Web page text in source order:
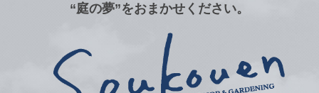
“庭の夢”をおまかせください。